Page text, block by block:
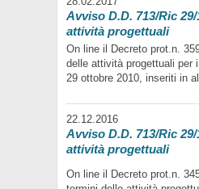
Avviso D.D. 713/Ric
attività progettuali
On line il Decreto prot.n.
delle attività progettuali per
29 ottobre 2010, inseriti in
22.12.2016
Avviso D.D. 713/Ric
attività progettuali
On line il Decreto prot.n.